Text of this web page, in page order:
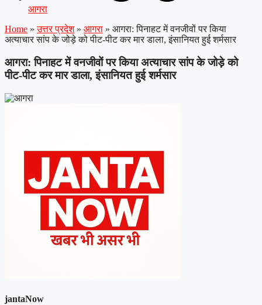
आगरा
Home » उत्तर प्रदेश » आगरा » आगरा: पिनाहट में वनजीवों पर किया
अत्याचार सांप के जोड़े को पीट-पीट कर मार डाला, इंसानियत हुई शर्मसार
आगरा: पिनाहट में वनजीवों पर किया अत्याचार सांप के जोड़े को
पीट-पीट कर मार डाला, इंसानियत हुई शर्मसार
jantaNow